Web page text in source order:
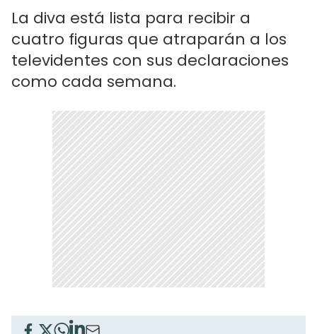
La diva está lista para recibir a
cuatro figuras que atraparán a los
televidentes con sus declaraciones
como cada semana.